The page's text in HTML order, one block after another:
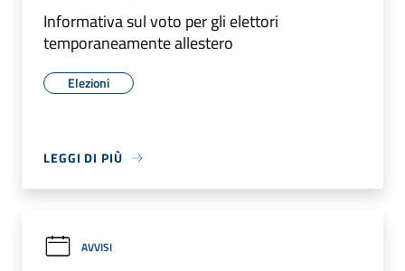
Informativa sul voto per gli elettori
temporaneamente allestero
Elezioni
LEGGI DI PIÙ
AVVISI